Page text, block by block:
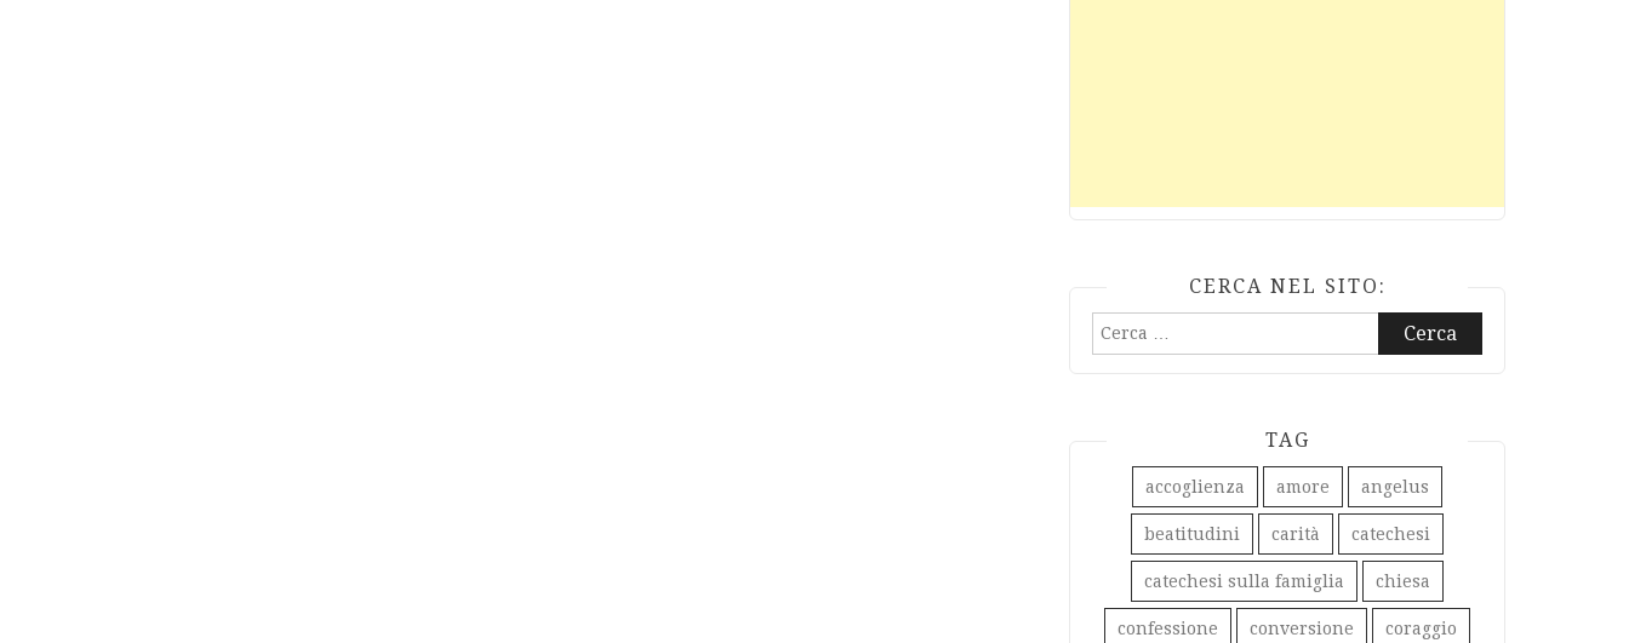
CERCA NEL SITO:
Ricerca
TAG
accoglienza amore angelus
beatitudini carità catechesi
catechesi sulla famiglia chiesa
confessione conversione coraggio